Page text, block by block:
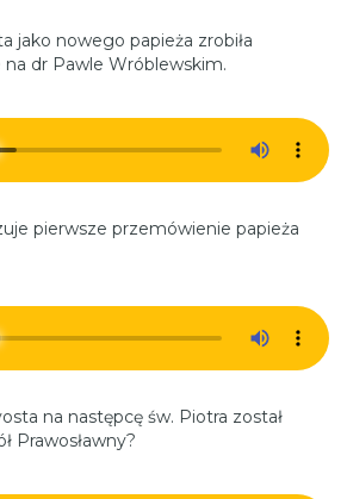
jako nowego papieża zrobiła
dr Pawle Wróblewskim.
pierwsze przemówienie papieża
na następcę św. Piotra został
Prawosławny?